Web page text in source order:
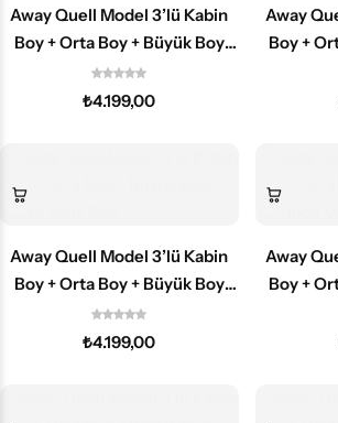
Away Quell Model 3’lü Kabin
Boy + Orta Boy + Büyük Boy
Çivit Mavisi Valiz Seti
₺4.199,00
Away
Boy +
Away Quell Model 3’lü Kabin
Boy + Orta Boy + Büyük Boy
Fuşya Valiz Seti
₺4.199,00
Away
Boy +